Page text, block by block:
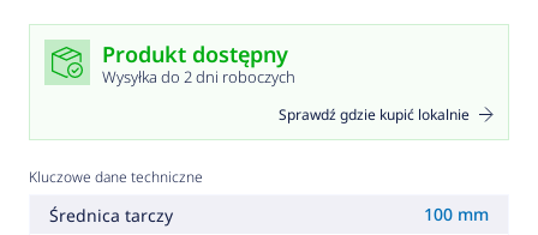
Produkt dostępny
Wysyłka do 2 dni roboczych
Sprawdź gdzie kupić lokalnie
Kluczowe dane techniczne
Średnica tarczy 100 mm